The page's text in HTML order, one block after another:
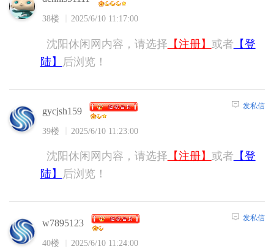
38楼 2025/6/10 11:17:00
沈阳休闲网内容，请选择 【注册】 或者 【登
陆】
后浏览！
gycjsh159
39楼 2025/6/10 11:23:00
发私信
沈阳休闲网内容，请选择 【注册】 或者 【登
陆】
后浏览！
w7895123
40楼 2025/6/10 11:24:00
发私信